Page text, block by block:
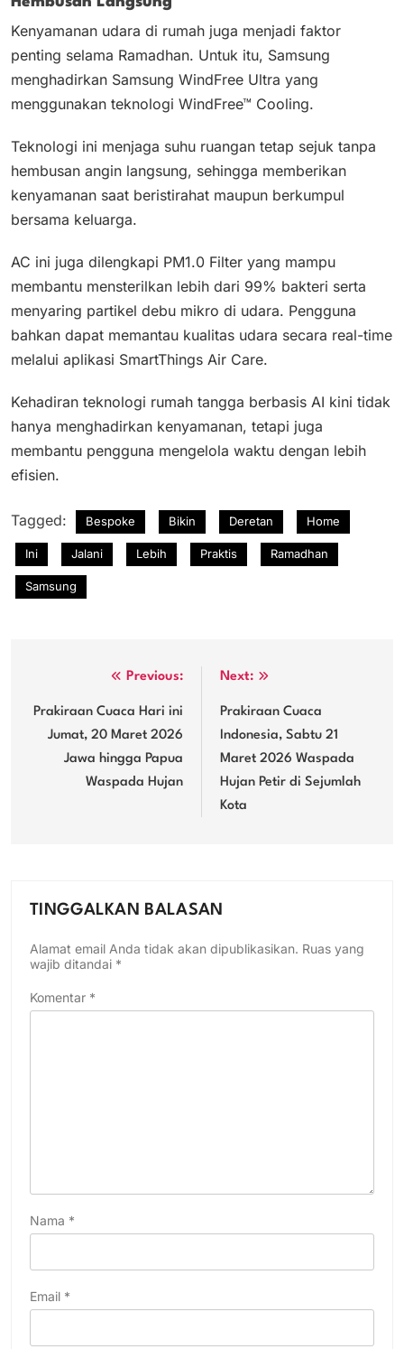
Kenyamanan udara di rumah juga menjadi faktor
penting selama Ramadhan. Untuk itu, Samsung
menghadirkan Samsung WindFree Ultra yang
menggunakan teknologi WindFree™ Cooling.
Teknologi ini menjaga suhu ruangan tetap sejuk tanpa
hembusan angin langsung, sehingga memberikan
kenyamanan saat beristirahat maupun berkumpul
bersama keluarga.
AC ini juga dilengkapi PM1.0 Filter yang mampu
membantu mensterilkan lebih dari 99% bakteri serta
menyaring partikel debu mikro di udara. Pengguna
bahkan dapat memantau kualitas udara secara real-time
melalui aplikasi SmartThings Air Care.
Kehadiran teknologi rumah tangga berbasis AI kini tidak
hanya menghadirkan kenyamanan, tetapi juga
membantu pengguna mengelola waktu dengan lebih
efisien.
Tagged: Bespoke Bikin Deretan Home
Ini Jalani Lebih Praktis Ramadhan
Samsung
pos
Previous:
Prakiraan Cuaca Hari ini
Jumat, 20 Maret 2026
Jawa hingga Papua
Waspada Hujan
Next:
Prakiraan Cuaca
Indonesia, Sabtu 21
Maret 2026 Waspada
Hujan Petir di Sejumlah
Kota
TINGGALKAN BALASAN
Alamat email Anda tidak akan dipublikasikan. Ruas yang
wajib ditandai *
Komentar *
Nama *
Email *